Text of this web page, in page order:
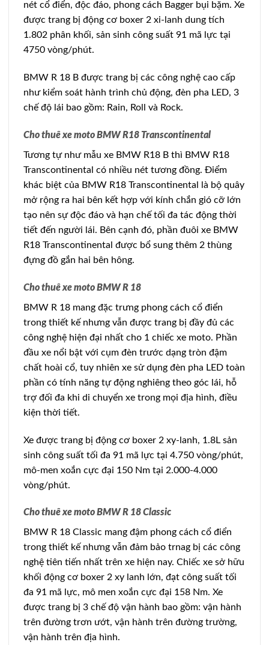
nét cổ điển, độc đáo, phong cách Bagger bụi bặm. Xe
được trang bị động cơ boxer 2 xi-lanh dung tích
1.802 phân khối, sản sinh công suất 91 mã lực tại
4750 vòng/phút.
BMW R 18 B được trang bị các công nghệ cao cấp
như kiểm soát hành trình chủ động, đèn pha LED, 3
chế độ lái bao gồm: Rain, Roll và Rock.
Cho thuê xe moto BMW R18 Transcontinental
Tương tự như mẫu xe BMW R18 B thì BMW R18
Transcontinental có nhiều nét tương đồng. Điểm
khác biệt của BMW R18 Transcontinental là bộ quây
mở rộng ra hai bên kết hợp với kính chắn gió cỡ lớn
tạo nên sự độc đáo và hạn chế tối đa tác động thời
tiết đến người lái. Bên cạnh đó, phần đuôi xe BMW
R18 Transcontinental được bổ sung thêm 2 thùng
đựng đồ gắn hai bên hông.
Cho thuê xe moto BMW R 18
BMW R 18 mang đặc trưng phong cách cổ điển
trong thiết kế nhưng vẫn được trang bị đầy đủ các
công nghệ hiện đại nhất cho 1 chiếc xe moto. Phần
đầu xe nổi bật với cụm đèn trước dạng tròn đậm
chất hoài cổ, tuy nhiên xe sử dụng đèn pha LED toàn
phần có tính năng tự động nghiêng theo góc lái, hỗ
trợ đối đa khi di chuyển xe trong mọi địa hình, điều
kiện thời tiết.
Xe được trang bị động cơ boxer 2 xy-lanh, 1.8L sản
sinh công suất tối đa 91 mã lực tại 4.750 vòng/phút,
mô-men xoắn cực đại 150 Nm tại 2.000-4.000
vòng/phút.
Cho thuê xe moto BMW R 18 Classic
BMW R 18 Classic mang đậm phong cách cổ điển
trong thiết kế nhưng vẫn đảm bảo trnag bị các công
nghệ tiên tiến nhất trên xe hiện nay. Chiếc xe sở hữu
khối động cơ boxer 2 xy lanh lớn, đạt công suất tối
đa 91 mã lực, mô men xoắn cực đại 158 Nm. Xe
được trang bị 3 chế độ vận hành bao gồm: vận hành
trên đường trơn ướt, vận hành trên đường trường,
vận hành trên địa hình.